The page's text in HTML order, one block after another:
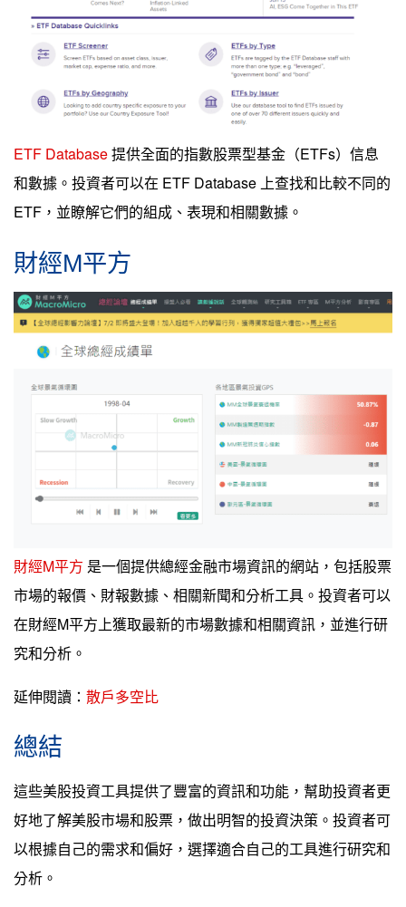
ETF Database提供全面的指數股票型基金（ETFs）信息
和數據。投資者可以在 ETF Database 上查找和比較不同的
ETF，並瞭解它們的組成、表現和相關數據。
財經M平方
財經M平方 是一個提供總經金融市場資訊的網站，包括股票
市場的報價、財報數據、相關新聞和分析工具。投資者可以
在財經M平方上獲取最新的市場數據和相關資訊，並進行研
究和分析。
延伸閱讀： 散戶多空比
總結
這些美股投資工具提供了豐富的資訊和功能，幫助投資者更
好地了解美股市場和股票，做出明智的投資決策。投資者可
以根據自己的需求和偏好，選擇適合自己的工具進行研究和
分析。